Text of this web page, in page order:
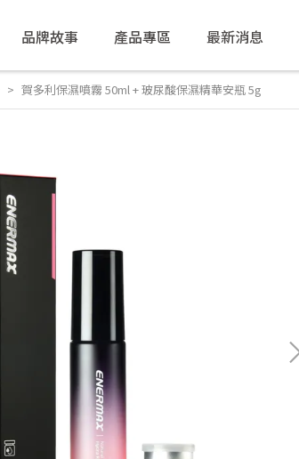
品牌故事 產品專區 最新消息
賀多利保濕噴霧 50ml + 玻尿酸保濕精華安瓶 5g